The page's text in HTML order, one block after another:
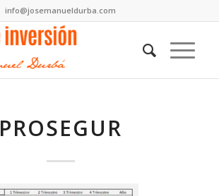
info@josemanueldurba.com
PROSEGUR